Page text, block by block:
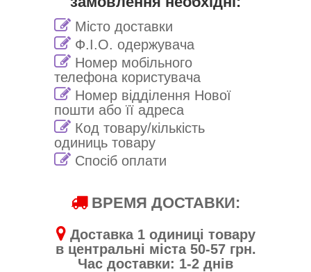
Місто доставки
Ф.І.О. одержувача
Номер мобільного
телефона користувача
Номер відділення Нової
пошти або її адреса
Код товару/кількість
одиниць товару
Спосіб оплати
ВРЕМЯ ДОСТАВКИ:
Доставка 1 одиниці товару
в центральні міста 50-57 грн.
Час доставки: 1-2 днів